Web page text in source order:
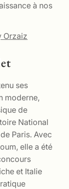
à nos
Orzaiz
ses
moderne,
de
National
Paris. Avec
elle a été
et Italie